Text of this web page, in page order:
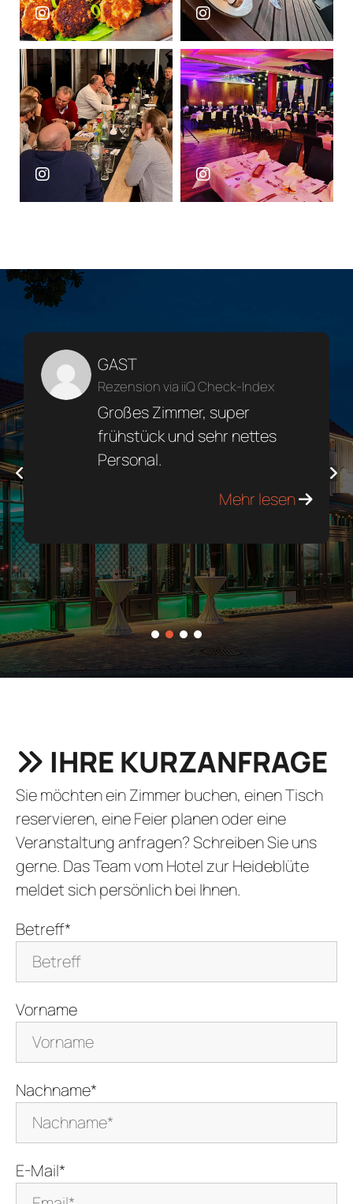
GAST
Rezension via iiQ Check-Index
Wir hatten einen angenehmen
Kurzurlaub in ihrem Hause als
Ausgangspukt für Radtouren
1 2 3 4
IHRE KURZANFRAGE
Sie möchten ein Zimmer buchen, einen Tisch
reservieren, eine Feier planen oder eine
Veranstaltung anfragen? Schreiben Sie uns
gerne. Das Team vom Hotel zur Heideblüte
meldet sich persönlich bei Ihnen.
Betreff*
Vorname
Nachname*
E-Mail*